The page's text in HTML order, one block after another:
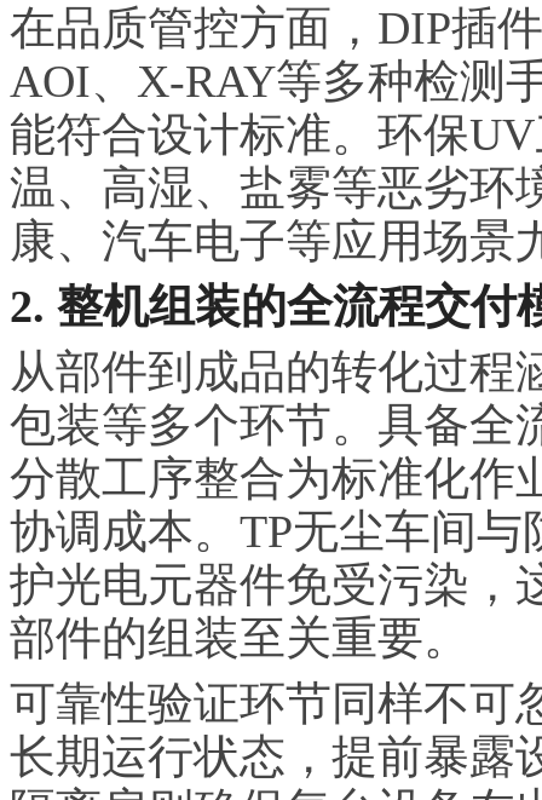
在品质管控方面，DIP插
AOI、X-RAY等多种检测
能符合设计标准。环保
温、高湿、盐雾等恶劣环
康、汽车电子等应用场景
2. 整机组装的全流程交付
从部件到成品的转化过程
包装等多个环节。具备全
分散工序整合为标准化作
协调成本。TP无尘车间
护光电元器件免受污染，
部件的组装至关重要。
可靠性验证环节同样不可
长期运行状态，提前暴露